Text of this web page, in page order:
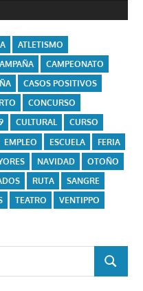
ATLETISMO
CAMPEONATO
CASOS POSITIVOS
CONCURSO
CULTURAL
CURSO
EMPLEO ESCUELA
FERIA
NAVIDAD
OTOÑO
RUTA
SANGRE
TEATRO
VENTIPPO
BUSCAR